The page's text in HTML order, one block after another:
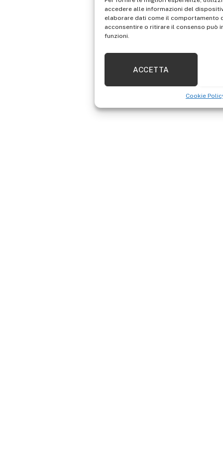
accedere alle informazioni del
elaborare dati come il comportamento
acconsentire o ritirare il consenso può
funzioni.
ACCETTA
Cookie